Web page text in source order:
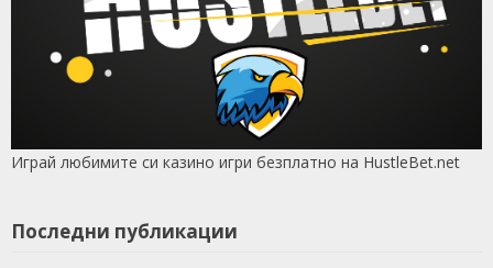
Играй любимите си казино игри безплатно на HustleBet.net
Последни публикации